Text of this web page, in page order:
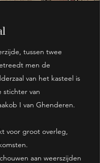
tussen twee
men de
van het kasteel is
stichter van
I van Ghenderen.
voor groot overleg,
aan weerszijden